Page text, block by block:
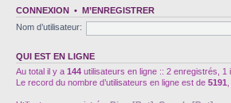
CONNEXION • M’ENREGISTRER
Nom d’utilisateur:
QUI EST EN LIGNE
Au total il y a 144 utilisateurs en ligne :: 2 enregistrés, 1
Le record du nombre d’utilisateurs en ligne est de 5191